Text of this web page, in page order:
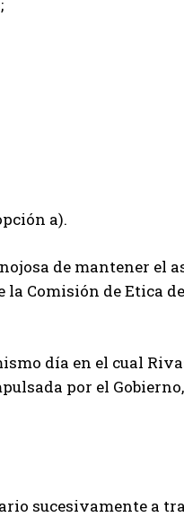
a).
de mantener el
Comisión de Etica
día en el cual
por el
sucesivamente a